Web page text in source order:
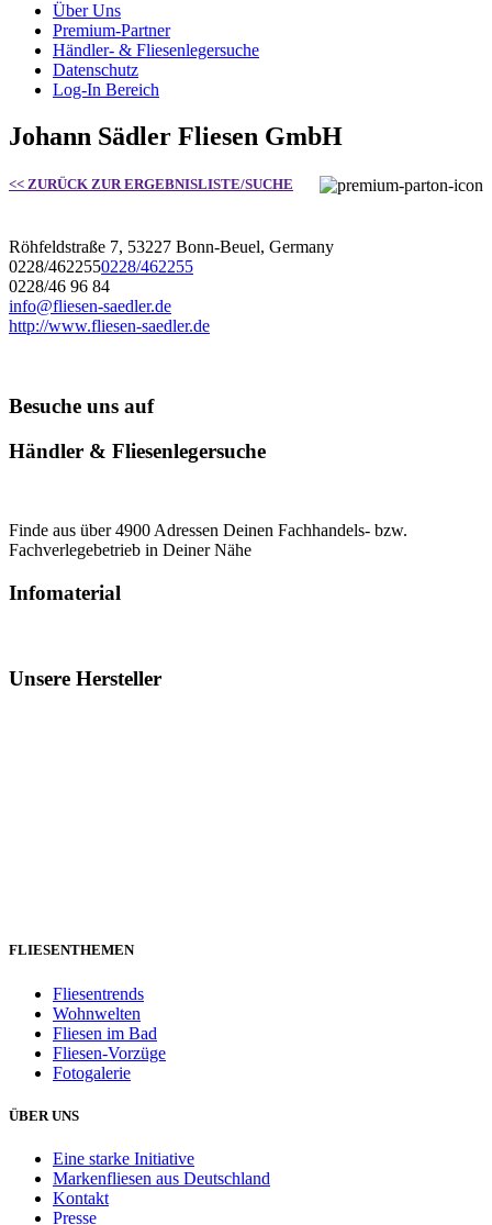
Über Uns
Premium-Partner
Händler- & Fliesenlegersuche
Datenschutz
Log-In Bereich
Johann Sädler Fliesen GmbH
<< ZURÜCK ZUR ERGEBNISLISTE/SUCHE
Röhfeldstraße 7, 53227 Bonn-Beuel, Germany
0228/4622550228/462255
0228/46 96 84
info@fliesen-saedler.de
http://www.fliesen-saedler.de
Besuche uns auf
Händler & Fliesenlegersuche
Finde aus über 4900 Adressen Deinen Fachhandels- bzw.
Fachverlegebetrieb in Deiner Nähe
Infomaterial
Unsere Hersteller
FLIESENTHEMEN
Fliesentrends
Wohnwelten
Fliesen im Bad
Fliesen-Vorzüge
Fotogalerie
ÜBER UNS
Eine starke Initiative
Markenfliesen aus Deutschland
Kontakt
Presse